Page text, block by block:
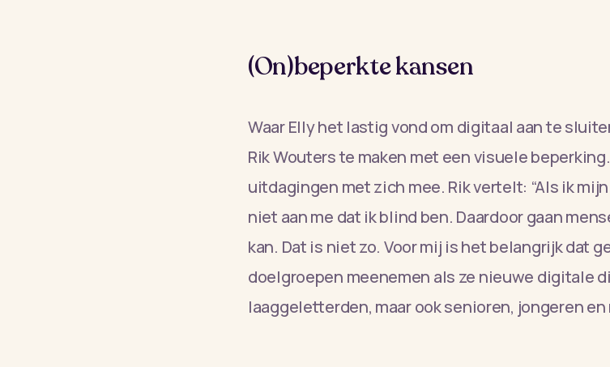
(On)beperkte kansen
Waar Elly het lastig vond om digitaal aan te
Rik Wouters te maken met een visuele
uitdagingen met zich mee. Rik vertelt: “Als ik
niet aan me dat ik blind ben. Daardoor gaan
kan. Dat is niet zo. Voor mij is het belangrijk dat
doelgroepen meenemen als ze nieuwe digitale
laaggeletterden, maar ook senioren, jongeren